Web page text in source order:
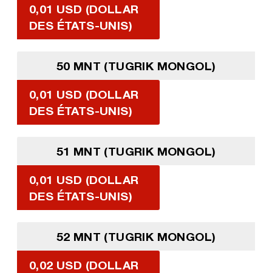
0,01 USD (DOLLAR
DES ÉTATS-UNIS)
50 MNT (TUGRIK MONGOL)
0,01 USD (DOLLAR
DES ÉTATS-UNIS)
51 MNT (TUGRIK MONGOL)
0,01 USD (DOLLAR
DES ÉTATS-UNIS)
52 MNT (TUGRIK MONGOL)
0,02 USD (DOLLAR